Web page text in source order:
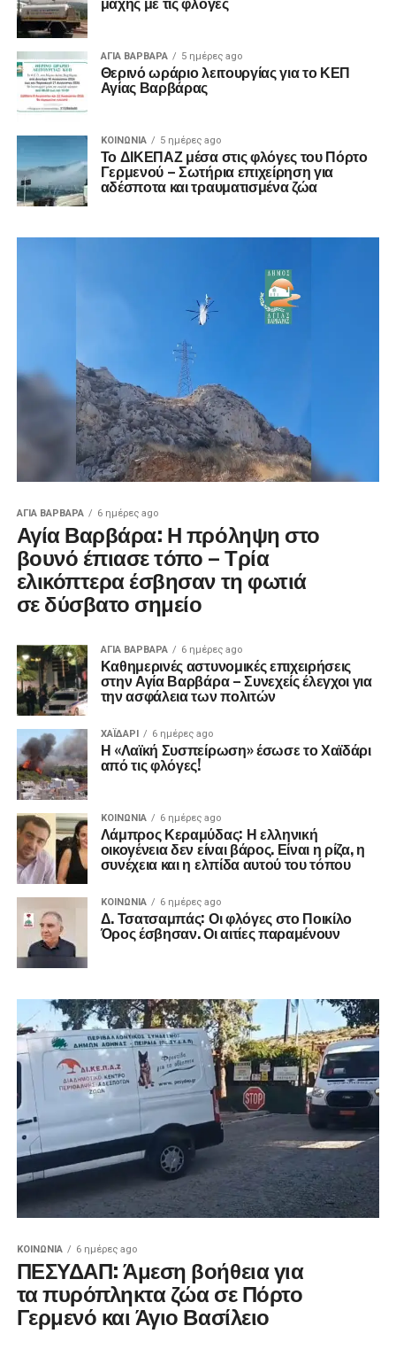
ΑΓΙΑ ΒΑΡΒΑΡΑ 5 ημέρες ago
Θερινό ωράριο λειτουργίας για το ΚΕΠ
Αγίας Βαρβάρας
ΚΟΙΝΩΝΊΑ 5 ημέρες ago
Το ΔΙΚΕΠΑΖ μέσα στις φλόγες του Πόρτο
Γερμενού – Σωτήρια επιχείρηση για
αδέσποτα και τραυματισμένα ζώα
ΑΓΙΑ ΒΑΡΒΑΡΑ 6 ημέρες ago
Αγία Βαρβάρα: Η πρόληψη στο
βουνό έπιασε τόπο – Τρία
ελικόπτερα έσβησαν τη φωτιά
σε δύσβατο σημείο
ΑΓΙΑ ΒΑΡΒΑΡΑ 6 ημέρες ago
Καθημερινές αστυνομικές επιχειρήσεις
στην Αγία Βαρβάρα – Συνεχείς έλεγχοι για
την ασφάλεια των πολιτών
ΧΑΪΔΑΡΙ 6 ημέρες ago
Η «Λαϊκή Συσπείρωση» έσωσε το Χαϊδάρι
από τις φλόγες!
ΚΟΙΝΩΝΊΑ 6 ημέρες ago
Λάμπρος Κεραμύδας: Η ελληνική
οικογένεια δεν είναι βάρος. Είναι η ρίζα, η
συνέχεια και η ελπίδα αυτού του τόπου
ΚΟΙΝΩΝΊΑ 6 ημέρες ago
Δ. Τσατσαμπάς: Οι φλόγες στο Ποικίλο
Όρος έσβησαν. Οι αιτίες παραμένουν
ΚΟΙΝΩΝΊΑ 6 ημέρες ago
ΠΕΣΥΔΑΠ: Άμεση βοήθεια για
τα πυρόπληκτα ζώα σε Πόρτο
Γερμενό και Άγιο Βασίλειο